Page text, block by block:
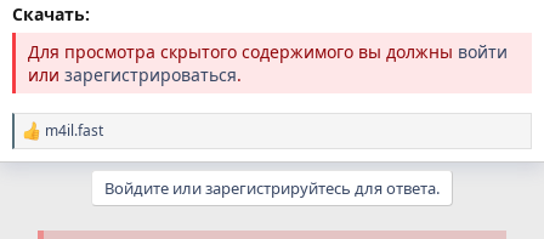
Скачать:
Для просмотра скрытого содержимого вы должны войти
или зарегистрироваться.
Р
е
m4il.fast
Войдите или зарегистрируйтесь для ответа.